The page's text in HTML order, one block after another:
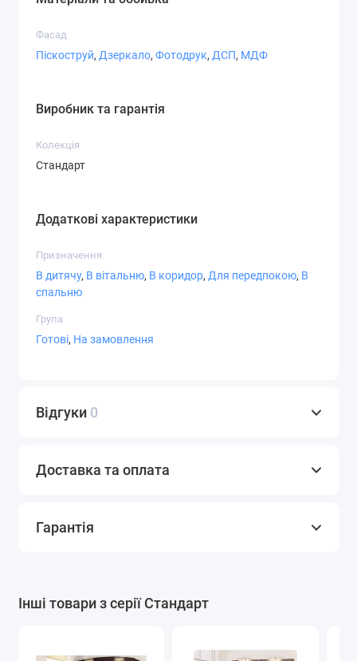
Фасад
Піскоструй, Дзеркало, Фотодрук, ДСП, МДФ
Виробник та гарантія
Колекція
Стандарт
Додаткові характеристики
Призначення
В дитячу, В вітальню, В коридор, Для передпокою, В
спальню
Група
Готові, На замовлення
Відгуки 0
Доставка та оплата
Гарантія
Інші товари з серії Стандарт